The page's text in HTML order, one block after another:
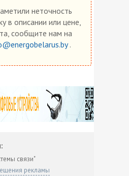
неточность
в описании или цене,
сообщите нам на
.
связи"
рекламы